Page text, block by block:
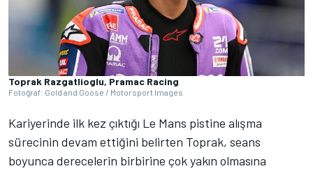
Toprak Razgatlioglu, Pramac Racing
Fotoğraf: Gold and Goose / Motorsport Images
Kariyerinde ilk kez çıktığı Le Mans pistine alışma
sürecinin devam ettiğini belirten Toprak, seans
boyunca derecelerin birbirine çok yakın olmasına